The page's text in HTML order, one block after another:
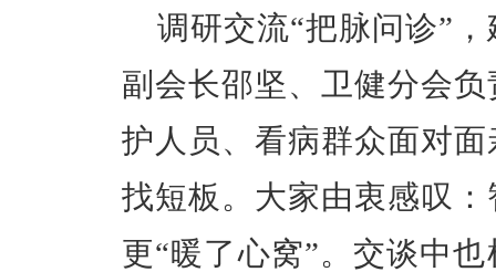
调研交流“把脉问诊”
副会长邵坚、卫健分会
护人员、看病群众面对
找短板。大家由衷感叹
更“暖了心窝”。交谈中